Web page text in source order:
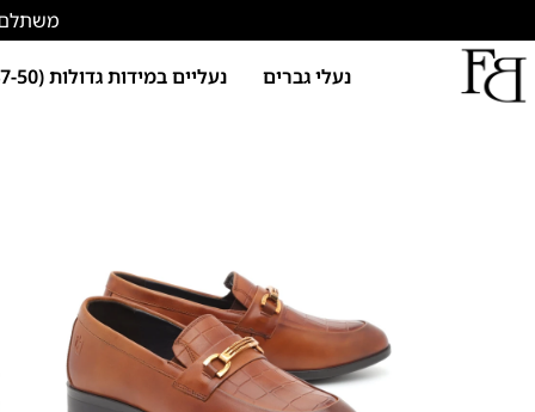
משתלם
נעלי גברים נעליים במידות גדולות (47-50)